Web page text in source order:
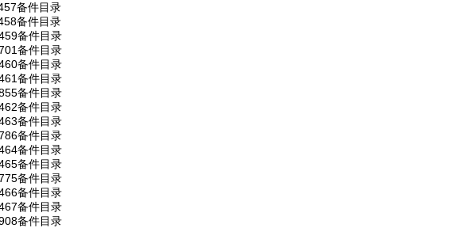
备件目录
备件目录
备件目录
备件目录
备件目录
备件目录
备件目录
备件目录
备件目录
备件目录
备件目录
备件目录
备件目录
备件目录
备件目录
备件目录